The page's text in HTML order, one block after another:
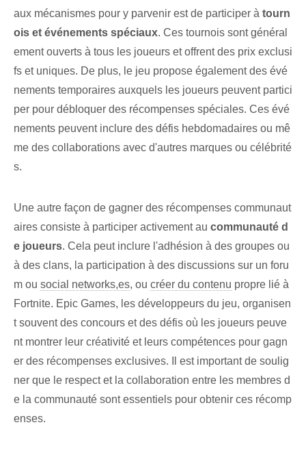
aux mécanismes pour y parvenir est de participer à tourn
ois et événements spéciaux. Ces tournois sont général
ement ouverts à tous les joueurs et offrent des prix exclusi
fs et uniques. De plus, le jeu propose également des évé
nements temporaires auxquels les joueurs peuvent partici
per pour débloquer des récompenses spéciales. Ces évé
nements peuvent inclure des défis hebdomadaires ou mê
me des collaborations avec d'autres marques ou célébrité
s.
Une autre façon de gagner des récompenses communaut
aires consiste à participer activement au communauté d
e joueurs. Cela ⁣peut⁢ inclure l'adhésion à des groupes ou
à des clans, la participation à des discussions sur un foru
m ou social networks,es, ou créer du contenu propre lié à
Fortnite. Epic Games, les développeurs du jeu, organisen
t souvent des concours et des défis où les joueurs peuve
nt montrer leur créativité et leurs compétences pour gagn
er des récompenses exclusives. Il est important de soulig
ner que le respect et la collaboration entre les membres d
e la communauté sont essentiels pour obtenir ces récomp
enses.